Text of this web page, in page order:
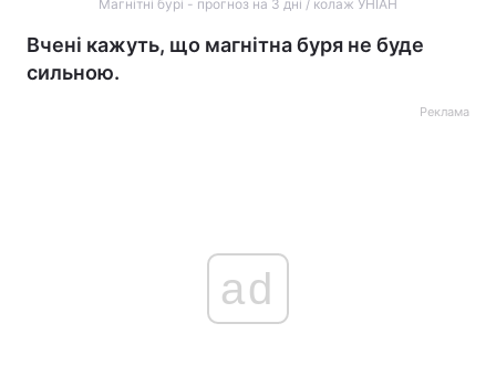
Магнітні бурі - прогноз на 3 дні / колаж УНІАН
Вчені кажуть, що магнітна буря не буде
сильною.
Реклама
ad